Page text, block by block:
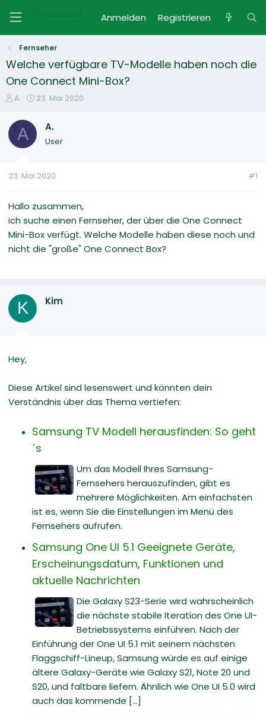
Anmelden Registrieren
Fernseher
Welche verfügbare TV-Modelle haben noch die
One Connect Mini-Box?
E
s
e
e
A.
E
t
t
m
23. Mai 2020
A A.
User
23. Mai 2020 #1
Hallo zusammen,
ich suche einen Fernseher, der über die One Connect
Mini-Box verfügt. Welche Modelle haben diese noch und
nicht die "große" One Connect Box?
K Kim
Hey,
Diese Artikel sind lesenswert und könnten dein
Verständnis über das Thema vertiefen:
Samsung TV Modell herausfinden: So geht
´s
Um das Modell Ihres Samsung-
Fernsehers herauszufinden, gibt es
mehrere Möglichkeiten. Am einfachsten
ist es, wenn Sie die Einstellungen im Menü des
Fernsehers aufrufen.
Samsung One UI 5.1 Geeignete Geräte,
Erscheinungsdatum, Funktionen und
aktuelle Nachrichten
Die Galaxy S23-Serie wird wahrscheinlich
die nächste stabile Iteration des One UI-
Betriebssystems einführen. Nach der
Einführung der One UI 5.1 mit seinem nächsten
Flaggschiff-Lineup, Samsung würde es auf einige
ältere Galaxy-Geräte wie Galaxy S21, Note 20 und
S20, und faltbare liefern. Ähnlich wie One UI 5.0 wird
auch das kommende [...]